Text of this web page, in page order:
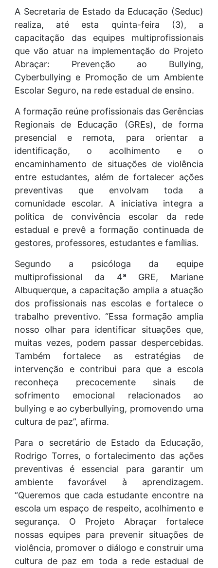
A Secretaria de Estado da Educação (Seduc)
realiza, até esta quinta-feira (3), a
capacitação das equipes multiprofissionais
que vão atuar na implementação do Projeto
Abraçar: Prevenção ao Bullying,
Cyberbullying e Promoção de um Ambiente
Escolar Seguro, na rede estadual de ensino.
A formação reúne profissionais das Gerências
Regionais de Educação (GREs), de forma
presencial e remota, para orientar a
identificação, o acolhimento e o
encaminhamento de situações de violência
entre estudantes, além de fortalecer ações
preventivas que envolvam toda a
comunidade escolar. A iniciativa integra a
política de convivência escolar da rede
estadual e prevê a formação continuada de
gestores, professores, estudantes e famílias.
Segundo a psicóloga da equipe
multiprofissional da 4ª GRE, Mariane
Albuquerque, a capacitação amplia a atuação
dos profissionais nas escolas e fortalece o
trabalho preventivo. “Essa formação amplia
nosso olhar para identificar situações que,
muitas vezes, podem passar despercebidas.
Também fortalece as estratégias de
intervenção e contribui para que a escola
reconheça precocemente sinais de
sofrimento emocional relacionados ao
bullying e ao cyberbullying, promovendo uma
cultura de paz”, afirma.
Para o secretário de Estado da Educação,
Rodrigo Torres, o fortalecimento das ações
preventivas é essencial para garantir um
ambiente favorável à aprendizagem.
“Queremos que cada estudante encontre na
escola um espaço de respeito, acolhimento e
segurança. O Projeto Abraçar fortalece
nossas equipes para prevenir situações de
violência, promover o diálogo e construir uma
cultura de paz em toda a rede estadual de